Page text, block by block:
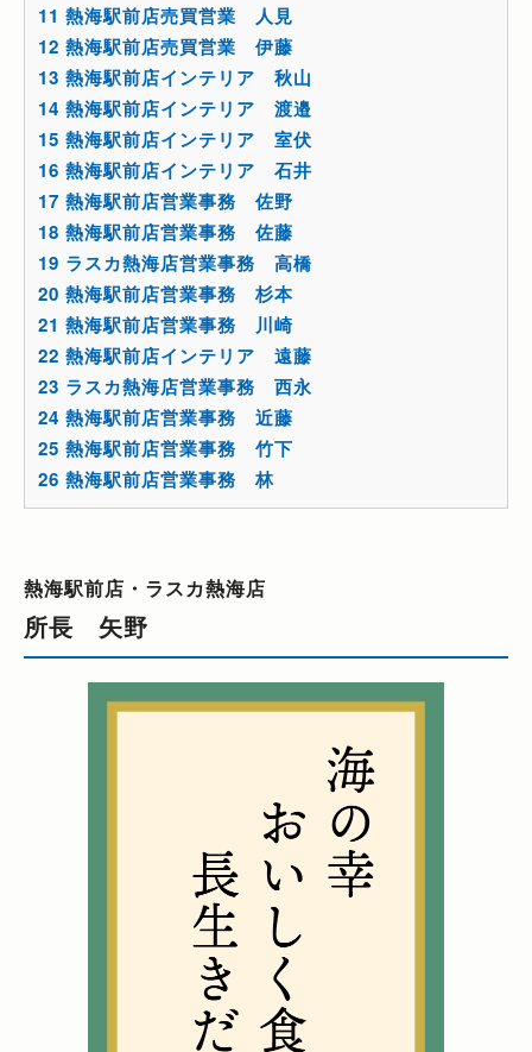
11 熱海駅前店売買営業 人見
12 熱海駅前店売買営業 伊藤
13 熱海駅前店インテリア 秋山
14 熱海駅前店インテリア 渡邉
15 熱海駅前店インテリア 室伏
16 熱海駅前店インテリア 石井
17 熱海駅前店営業事務 佐野
18 熱海駅前店営業事務 佐藤
19 ラスカ熱海店営業事務 高橋
20 熱海駅前店営業事務 杉本
21 熱海駅前店営業事務 川崎
22 熱海駅前店インテリア 遠藤
23 ラスカ熱海店営業事務 西永
24 熱海駅前店営業事務 近藤
25 熱海駅前店営業事務 竹下
26 熱海駅前店営業事務 林
熱海駅前店・ラスカ熱海店
所長 矢野